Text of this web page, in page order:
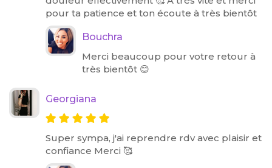
pour ta patience et ton écoute à très bientôt
Bouchra
Merci beaucoup pour votre retour à
très bientôt 😊
Georgiana
Super sympa, j'ai reprendre rdv avec plaisir et
confiance Merci 🥰